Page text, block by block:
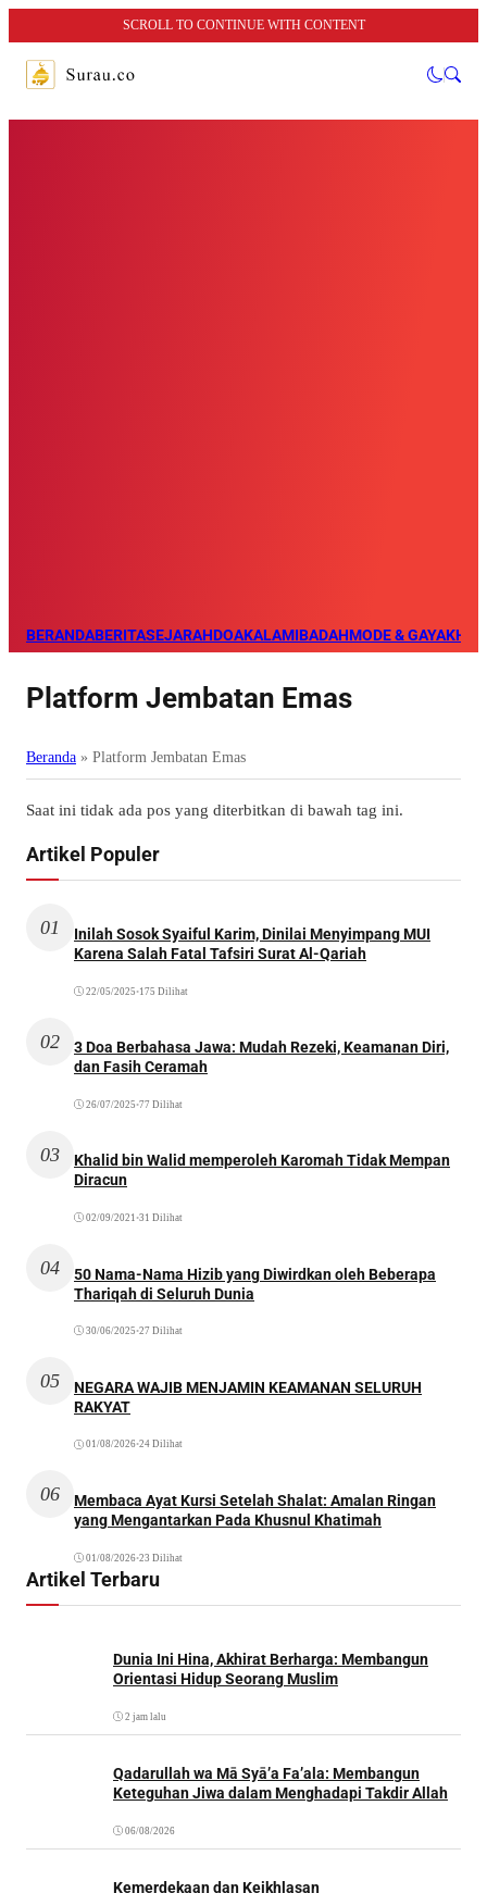
SCROLL TO CONTINUE WITH CONTENT
BERANDABERITASEJARAHDOAKALAMIBADAHMODE & GAYA
Platform Jembatan Emas
Beranda » Platform Jembatan Emas
Saat ini tidak ada pos yang diterbitkan di bawah tag ini.
Artikel Populer
01
Inilah Sosok Syaiful Karim, Dinilai Menyimpang MUI
Karena Salah Fatal Tafsiri Surat Al-Qariah
22/05/2025 •175 Dilihat
02
3 Doa Berbahasa Jawa: Mudah Rezeki, Keamanan Diri,
dan Fasih Ceramah
26/07/2025 •77 Dilihat
03
Khalid bin Walid memperoleh Karomah Tidak Mempan
Diracun
02/09/2021 •31 Dilihat
04
50 Nama-Nama Hizib yang Diwirdkan oleh Beberapa
Thariqah di Seluruh Dunia
30/06/2025 •27 Dilihat
05
NEGARA WAJIB MENJAMIN KEAMANAN SELURUH
RAKYAT
01/08/2026•24 Dilihat
06
Membaca Ayat Kursi Setelah Shalat: Amalan Ringan
yang Mengantarkan Pada Khusnul Khatimah
01/08/2026•23 Dilihat
Artikel Terbaru
Dunia Ini Hina, Akhirat Berharga: Membangun
Orientasi Hidup Seorang Muslim
2 jam lalu
Qadarullah wa Mā Syā’a Fa’ala: Membangun
Keteguhan Jiwa dalam Menghadapi Takdir Allah
06/08/2026
Kemerdekaan dan Keikhlasan